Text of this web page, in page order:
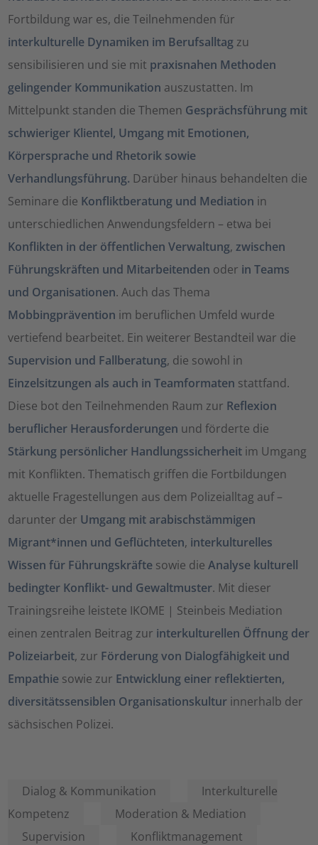
Fortbildung war es, die Teilnehmenden für
interkulturelle Dynamiken im Berufsalltag zu
sensibilisieren und sie mit praxisnahen Methoden
gelingender Kommunikation auszustatten. Im
Mittelpunkt standen die Themen Gesprächsführung mit
schwieriger Klientel, Umgang mit Emotionen,
Körpersprache und Rhetorik sowie
Verhandlungsführung. Darüber hinaus behandelten die
Seminare die Konfliktberatung und Mediation in
unterschiedlichen Anwendungsfeldern – etwa bei
Konflikten in der öffentlichen Verwaltung,zwischen
Führungskräften und Mitarbeitenden oder in Teams
und Organisationen. Auch das Thema
Mobbingprävention im beruflichen Umfeld wurde
vertiefend bearbeitet. Ein weiterer Bestandteil war die
Supervision und Fallberatung, die sowohl in
Einzelsitzungen als auch in Teamformaten stattfand.
Diese bot den Teilnehmenden Raum zur Reflexion
beruflicher Herausforderungen und förderte die
Stärkung persönlicher Handlungssicherheit im Umgang
mit Konflikten. Thematisch griffen die Fortbildungen
aktuelle Fragestellungen aus dem Polizeialltag auf –
darunter der Umgang mit arabischstämmigen
Migrant*innen und Geflüchteten, interkulturelles
Wissen für Führungskräfte sowie dieAnalyse kulturell
bedingter Konflikt- und Gewaltmuster. Mit dieser
Trainingsreihe leistete IKOME | Steinbeis Mediation
einen zentralen Beitrag zur interkulturellen Öffnung der
Polizeiarbeit, zur Förderung von Dialogfähigkeit und
Empathie sowie zur Entwicklung einer reflektierten,
diversitätssensiblen Organisationskultur innerhalb der
sächsischen Polizei.
Dialog & Kommunikation
Interkulturelle
Kompetenz
Moderation & Mediation
Supervision
Konfliktmanagement